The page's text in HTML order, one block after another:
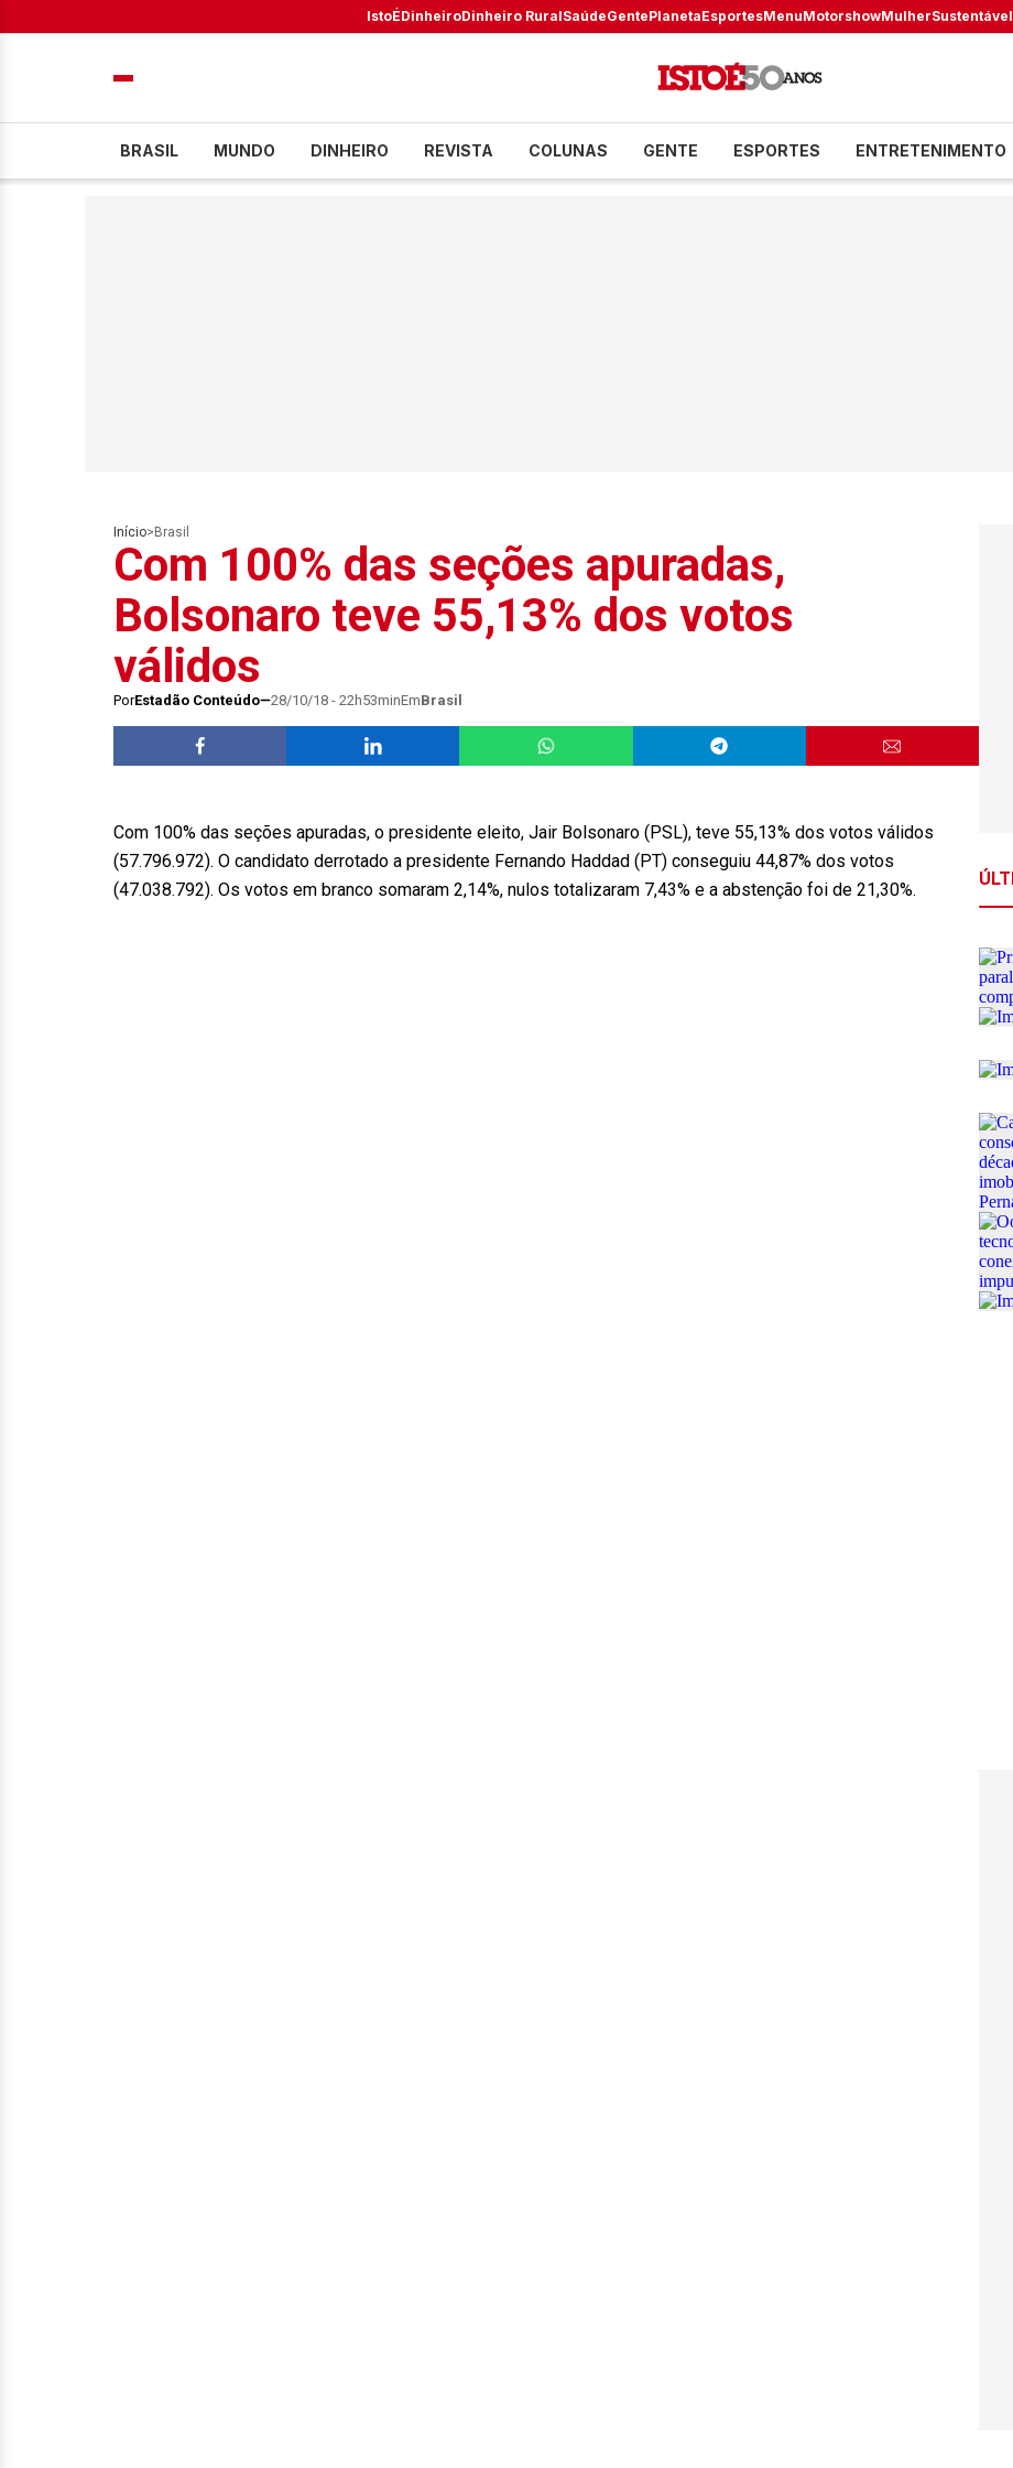
IstoÉDinheiroDinheiro RuralSaúdeGentePlanetaEsportesMenuMotorshowMulherSustentável
BRASIL MUNDO DINHEIRO REVISTA COLUNAS GENTE ESPORTES ENTRETENIMENTO
Início> Brasil
Com 100% das seções apuradas,
Bolsonaro teve 55,13% dos votos
válidos
PorEstadão Conteúdo 28/10/18 - 22h53minEmBrasil
Com 100% das seções apuradas, o presidente eleito, Jair Bolsonaro (PSL), teve 55,13% dos votos válidos
(57.796.972). O candidato derrotado a presidente Fernando Haddad (PT) conseguiu 44,87% dos votos
(47.038.792). Os votos em branco somaram 2,14%, nulos totalizaram 7,43% e a abstenção foi de 21,30%.